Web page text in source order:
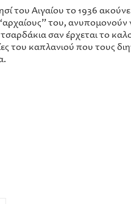
του Αιγαίου το 1936
“αρχαίους” του,
σαν έρχεται το
του καπλανιού που τους